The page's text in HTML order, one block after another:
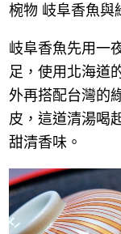
椀物 岐阜香魚與
岐阜香魚先用一
足，使用北海道
外再搭配台灣的
皮，這道清湯喝
甜清香味。